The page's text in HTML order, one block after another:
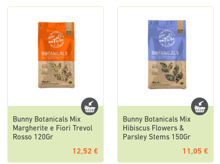
Bunny Botanicals Mix
Margherite e Fiori Trevol
Rosso 120Gr
12,52 €
Bunny Botanicals Mix
Hibiscus Flowers &
Parsley Stems 150Gr
11,05 €